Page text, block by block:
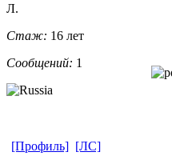
Л.
Стаж: 16 лет
Сообщений: 1
[Профиль] [ЛС]